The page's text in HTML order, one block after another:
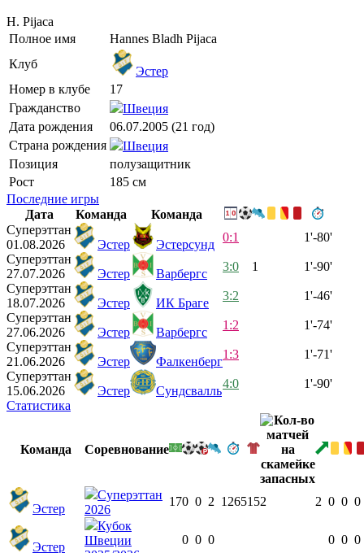
H. Pijaca
Полное имя
Hannes Bladh Pijaca
Клуб
Эстер
Номер в клубе
17
Гражданство
Швеция
Дата рождения
06.07.2005 (21 год)
Страна рождения
Швеция
Позиция
полузащитник
Рост
185 см
Последние игры
Дата
Команда
Команда
Суперэттан
01.08.2026
Эстер Эстерсунд
0:1
1'-80'
Суперэттан
27.07.2026
Эстер Варбергс
3:0 1
1'-90'
Суперэттан
18.07.2026
Эстер ИК Браге
3:2
1'-46'
Суперэттан
27.06.2026
Эстер Варбергс
1:2
1'-74'
Суперэттан
21.06.2026
Эстер Фалкенберг
1:3
1'-71'
Суперэттан
15.06.2026
Эстер Сундсвалль
4:0
1'-90'
Статистика
Команда Соревнование
Эстер
Суперэттан
2026
170 0 2 1265152 2 0 0 0
Эстер
Кубок
Швеции
0 0 0 0 0 0